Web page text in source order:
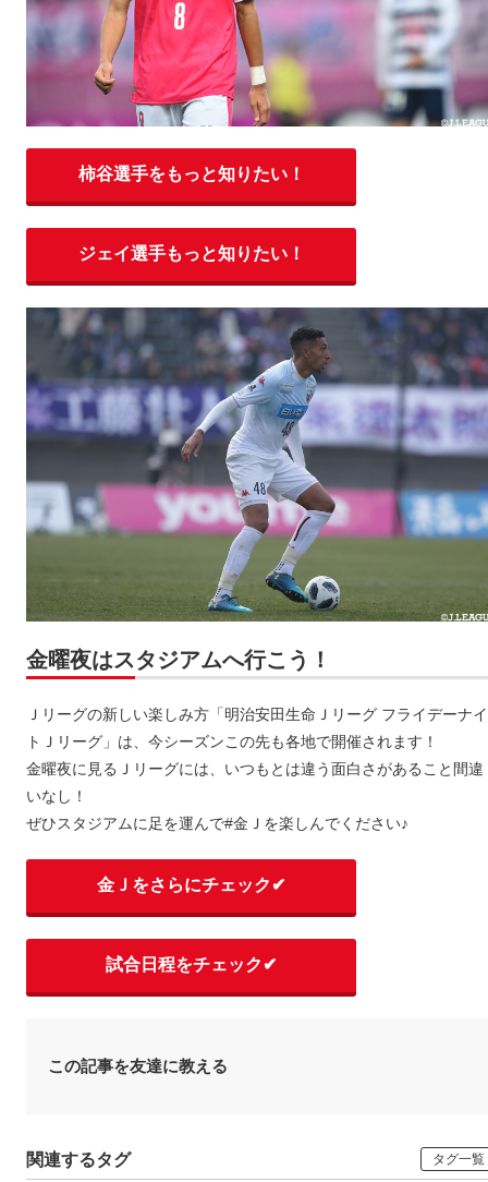
柿谷選手をもっと知りたい！
ジェイ選手もっと知りたい！
金曜夜はスタジアムへ行こう！
Ｊリーグの新しい楽しみ方「明治安田生命Ｊリーグ フライデーナイ
トＪリーグ」は、今シーズンこの先も各地で開催されます！
金曜夜に見るＪリーグには、いつもとは違う面白さがあること間違
いなし！
ぜひスタジアムに足を運んで#金Ｊを楽しんでください♪
金Ｊをさらにチェック✔︎
試合日程をチェック✔
この記事を友達に教える
関連するタグ タグ一覧